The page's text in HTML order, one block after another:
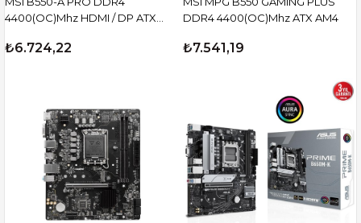
4400(OC)Mhz HDMI / DP ATX
₺6.724,22
DDR4 4400(OC)Mhz ATX AM4
₺7.541,19